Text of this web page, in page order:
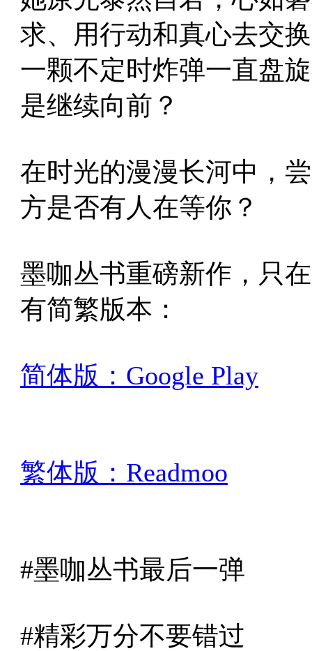
求、用行动和真心去交
一颗不定时炸弹一直盘
是继续向前？
在时光的漫漫长河中，
方是否有人在等你？
墨咖丛书重磅新作，只
有简繁版本：
简体版：Google Play
繁体版：Readmoo
#墨咖丛书最后一弹
#精彩万分不要错过